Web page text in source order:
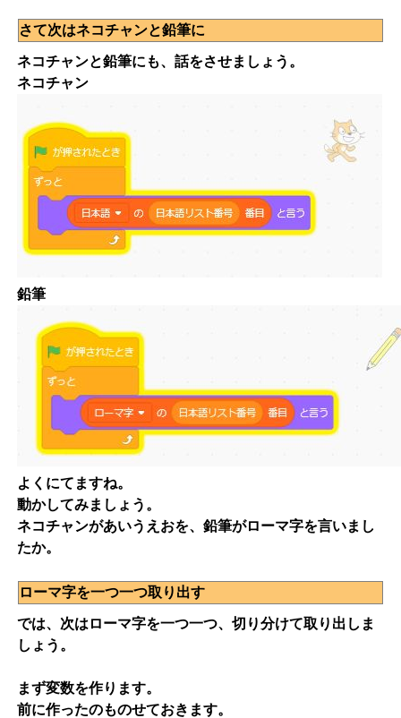
さて次はネコチャンと鉛筆に
ネコチャンと鉛筆にも、話をさせましょう。
ネコチャン
鉛筆
よくにてますね。
動かしてみましょう。
ネコチャンがあいうえおを、鉛筆がローマ字を言いまし
たか。
ローマ字を一つ一つ取り出す
では、次はローマ字を一つ一つ、切り分けて取り出しま
しょう。
まず変数を作ります。
前に作ったのものせておきます。